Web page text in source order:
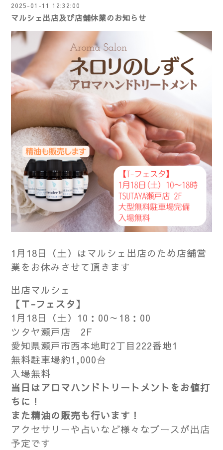
2025-01-11 12:32:00
マルシェ出店及び店舗休業のお知らせ
1月18日（土）はマルシェ出店のため店舗営
業をお休みさせて頂きます
出店マルシェ
【Ｔ-フェスタ】
1月18日（土）10：00～18：00
ツタヤ瀬戸店 2F
愛知県瀬戸市西本地町2丁目222番地1
無料駐車場約1,000台
入場無料
当日はアロマハンドトリートメントをお値打
ちに！
また精油の販売も行います！
アクセサリーや占いなど様々なブースが出店
予定です